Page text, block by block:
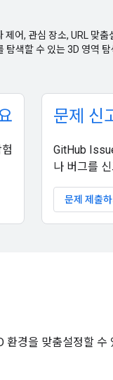
제어, 관심 장소, URL 맞
탐색할 수 있는 3D 영역 탐
문제 신
GitHub
나 버그를
문제 제출
환경을 맞춤설정할